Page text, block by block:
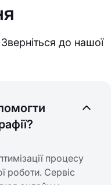
до нашої
процесу
роботи. Сервіс